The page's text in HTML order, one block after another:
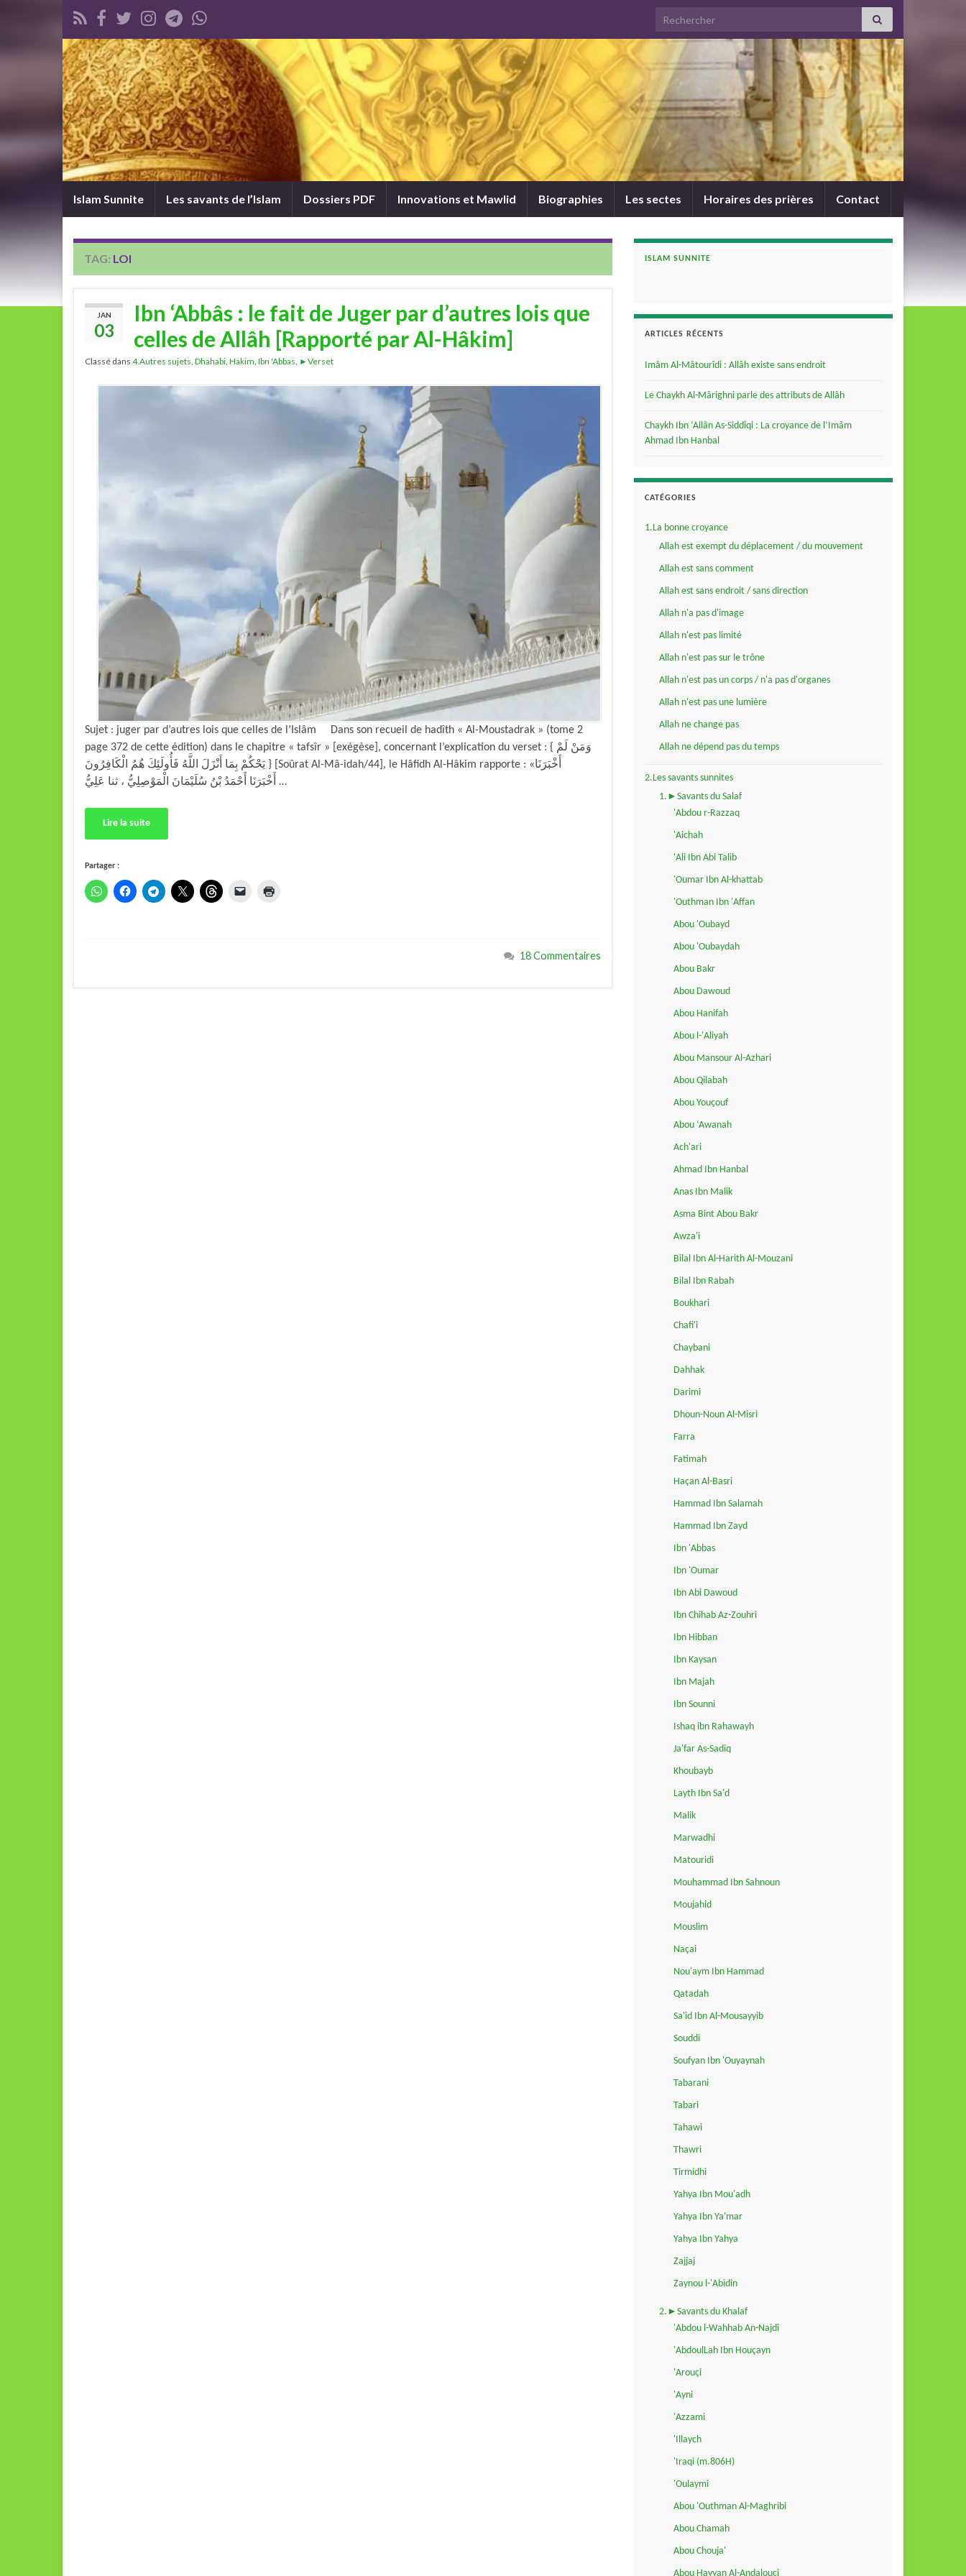
Search for:
Islam Sunnite Les savants de l’Islam Dossiers PDF Innovations et Mawlid Biographies Les sectes Horaires des prières Contact
TAG: LOI
JAN
03
Ibn ‘Abbâs : le fait de Juger par d’autres lois que
celles de Allâh [Rapporté par Al-Hâkim]
Classé dans 4.Autres sujets, Dhahabi, Hakim, Ibn 'Abbas, ►Verset
Sujet : juger par d’autres lois que celles de l’Islâm Dans son recueil de hadîth « Al-Moustadrak » (tome 2
page 372 de cette édition) dans le chapitre « tafsîr » [exégèse], concernant l’explication du verset : { وَمَنْ لَمْ
يَحْكُمْ بِمَا أَنْزَلَ اللَّهُ فَأُولَئِكَ هُمُ الْكَافِرُونَ } [Soûrat Al-Mâ-idah/44], le Hâfidh Al-Hâkim rapporte : «أَخْبَرَنَا
أَخْبَرَنَا أَحْمَدُ بْنُ سُلَيْمَانَ الْمَوْصِلِيُّ ، ثنا عَلِيُّ …
Lire la suite
Partager :
18 Commentaires
ISLAM SUNNITE
ARTICLES RÉCENTS
Imâm Al-Mâtourîdi : Allâh existe sans endroit
Le Chaykh Al-Mârighni parle des attributs de Allâh
Chaykh Ibn ‘Allân As-Siddîqi : La croyance de l’Imâm
Ahmad Ibn Hanbal
CATÉGORIES
1.La bonne croyance
Allah est exempt du déplacement / du mouvement
Allah est sans comment
Allah est sans endroit / sans direction
Allah n'a pas d'image
Allah n'est pas limité
Allah n'est pas sur le trône
Allah n'est pas un corps / n'a pas d'organes
Allah n'est pas une lumière
Allah ne change pas
Allah ne dépend pas du temps
2.Les savants sunnites
1.►Savants du Salaf
'Abdou r-Razzaq
'Aichah
'Ali Ibn Abi Talib
'Oumar Ibn Al-khattab
'Outhman Ibn 'Affan
Abou 'Oubayd
Abou 'Oubaydah
Abou Bakr
Abou Dawoud
Abou Hanifah
Abou l-'Aliyah
Abou Mansour Al-Azhari
Abou Qilabah
Abou Youçouf
Abou ‘Awanah
Ach'ari
Ahmad Ibn Hanbal
Anas Ibn Malik
Asma Bint Abou Bakr
Awza'i
Bilal Ibn Al-Harith Al-Mouzani
Bilal Ibn Rabah
Boukhari
Chafi'i
Chaybani
Dahhak
Darimi
Dhoun-Noun Al-Misri
Farra
Fatimah
Haçan Al-Basri
Hammad Ibn Salamah
Hammad Ibn Zayd
Ibn 'Abbas
Ibn 'Oumar
Ibn Abi Dawoud
Ibn Chihab Az-Zouhri
Ibn Hibban
Ibn Kaysan
Ibn Majah
Ibn Sounni
Ishaq ibn Rahawayh
Ja'far As-Sadiq
Khoubayb
Layth Ibn Sa'd
Malik
Marwadhi
Matouridi
Mouhammad Ibn Sahnoun
Moujahid
Mouslim
Naçai
Nou'aym Ibn Hammad
Qatadah
Sa'id Ibn Al-Mousayyib
Souddi
Soufyan Ibn 'Ouyaynah
Tabarani
Tabari
Tahawi
Thawri
Tirmidhi
Yahya Ibn Mou'adh
Yahya Ibn Ya'mar
Yahya Ibn Yahya
Zajjaj
Zaynou l-'Abidin
2.►Savants du Khalaf
'Abdou l-Wahhab An-Najdi
'AbdoulLah Ibn Houçayn
'Arouçi
'Ayni
'Azzami
'Illaych
'Iraqi (m.806H)
'Oulaymi
Abou 'Outhman Al-Maghribi
Abou Chamah
Abou Chouja'
Abou Hayyan Al-Andalouçi